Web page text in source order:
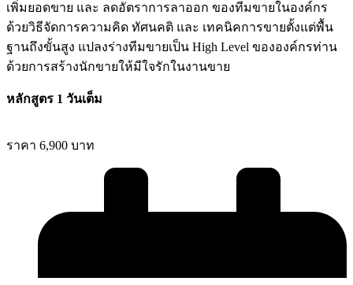
เพิ่มยอดขาย และ ลดอัตราการลาออก ของทีมขายในองค์กร
ด้วยวิธีจัดการความคิด ทัศนคติ และ เทคนิคการขายตั้งแต่พื้น
ฐานถึงขั้นสูง แปลงร่างทีมขายเป็น High Level ขององค์กรท่าน
ด้วยการสร้างนักขายให้มีใจรักในงานขาย
หลักสูตร 1 วันเต็ม
ราคา 6,900 บาท